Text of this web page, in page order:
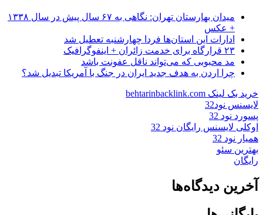
میدان بهارستان تهران: نگاهی به ۶۷ سال پیش در سال ۱۳۳۸
+ عکس
ادارات این استان‌ها فردا چهارشنبه تعطیل شد
۲۳ قرارگاه برای خدمت زائران + اینفوگرافیک
مد محبوبی که می‌تواند ناقل عفونت باشد
چرا اردن به هدف جدید ایران در جنگ با آمریکا تبدیل شد؟
خرید بک لینک behtarinbacklink.com
لایسنس نود32
پسورد نود 32
اوکلی لایسنس رایگان نود 32
همیار نود 32
بهترین سئو
رایگان
آخرین دیدگاه‌ها